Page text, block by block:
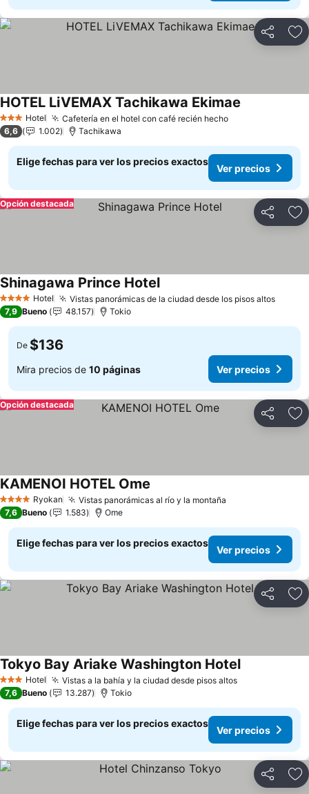
Compartir
3 Estrellas
Hotel Cafetería en el hotel con café recién hechoVer precios
HOTEL LiVEMAX Tachikawa Ekimae
6,6 1.002 Tachikawa
Elige fechas para ver los precios exactos
Ver precios
Compartir
Opción destacada
4 EstrellasHotel Vistas panorámicas de la ciudad desde los pisos altosVer
Shinagawa Prince HotelVer precios
7,9 Bueno 48.157 Tokio
De $136
Mira precios de 10 páginas Ver precios
Compartir
Opción destacada
4 EstrellasRyokan Vistas panorámicas al río y la montaña
KAMENOI HOTEL Ome
7,6 Bueno 1.583 Ome
Elige fechas para ver los precios exactos
Ver precios
Compartir
3 Estrellas
Hotel Vistas a la bahía y la ciudad desde pisos altosVer precios
Tokyo Bay Ariake Washington HotelVer precios
7,6 Bueno 13.287 Tokio
Elige fechas para ver los precios exactos
Ver precios
Compartir